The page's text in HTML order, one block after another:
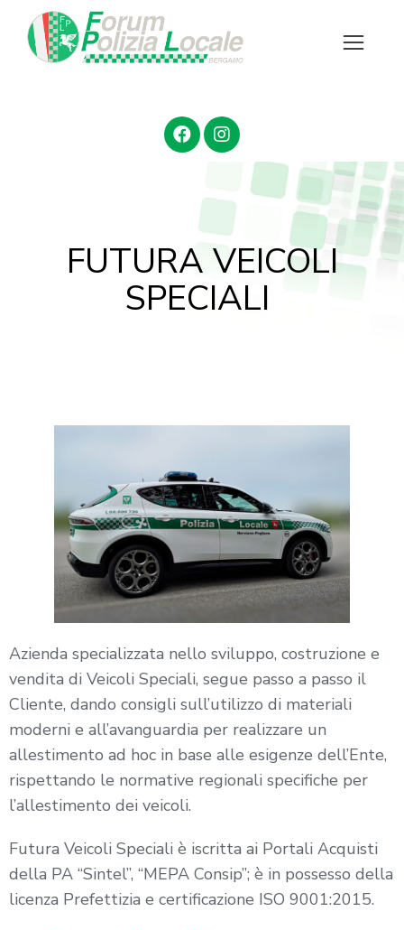
FUTURA VEICOLI
SPECIALI
Azienda specializzata nello sviluppo, costruzione e
vendita di Veicoli Speciali, segue passo a passo il
Cliente, dando consigli sull’utilizzo di materiali
moderni e all’avanguardia per realizzare un
allestimento ad hoc in base alle esigenze dell’Ente,
rispettando le normative regionali specifiche per
l’allestimento dei veicoli.
Futura Veicoli Speciali è iscritta ai Portali Acquisti
della PA “Sintel”, “MEPA Consip”; è in possesso della
licenza Prefettizia e certificazione ISO 9001:2015.